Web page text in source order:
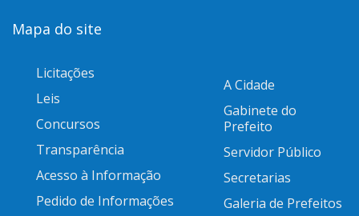
Mapa do site
Licitações
Leis
Concursos
Transparência
Acesso à Informação
Pedido de Informações
A Cidade
Gabinete do
Prefeito
Servidor Público
Secretarias
Galeria de Prefeitos